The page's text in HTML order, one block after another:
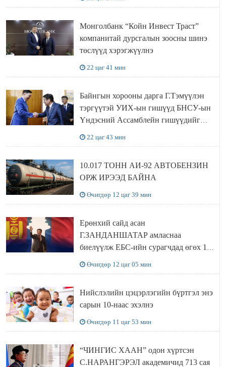
Монголбанк “Койн Инвест Траст”
компанитай дурсгалын зоосны шинэ
төслүүд хэрэгжүүлнэ
22 цаг 41 мин
Байнгын хорооны дарга Г.Тэмүүлэн
тэргүүтэй УИХ-ын гишүүд БНСУ-ын
Үндэсний Ассамблейн гишүүдийг
22 цаг 43 мин
10.017 ТОНН АИ-92 АВТОБЕНЗИН
ОРЖ ИРЭЭД БАЙНА
Өчигдөр 12 цаг 39 мин
Ерөнхий сайд асан
Г.ЗАНДАНШАТАР амласнаа
биелүүлж ЕБС-ийн сурагчдад өгөх 10.
Өчигдөр 12 цаг 05 мин
Нийслэлийн цэцэрлэгийн бүртгэл энэ
сарын 10-наас эхэлнэ
Өчигдөр 11 цаг 53 мин
“ЧИНГИС ХААН” одон хүртсэн
С.НАРАНГЭРЭЛ академичид 713 сая